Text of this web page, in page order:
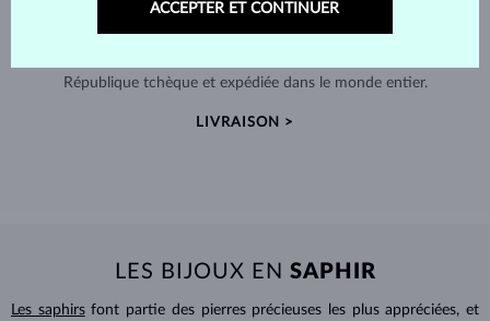
République tchèque et expédiée dans le monde entier.
LIVRAISON >
LES BIJOUX EN SAPHIR
Les saphirsfont partie des pierres précieuses les plus appréciées, et
ACCEPTER ET CONTINUER